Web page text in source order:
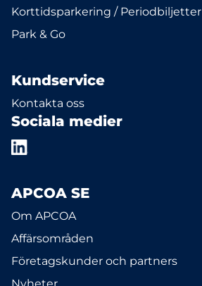
Korttidsparkering / Periodbiljetter
Park & Go
Kundservice
Kontakta oss
Sociala medier
APCOA SE
Om APCOA
Affärsområden
Företagskunder och partners